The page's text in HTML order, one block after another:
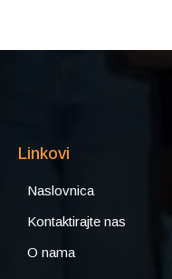
Linkovi
Naslovnica
Kontaktirajte nas
O nama